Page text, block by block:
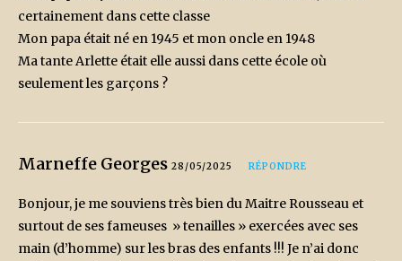
certainement dans cette classe
Mon papa était né en 1945 et mon oncle en 1948
Ma tante Arlette était elle aussi dans cette école où
seulement les garçons ?
Marneffe Georges 28/05/2025 RÉPONDRE
Bonjour, je me souviens très bien du Maitre Rousseau et
surtout de ses fameuses » tenailles » exercées avec ses
main (d’homme) sur les bras des enfants !!! Je n’ai donc